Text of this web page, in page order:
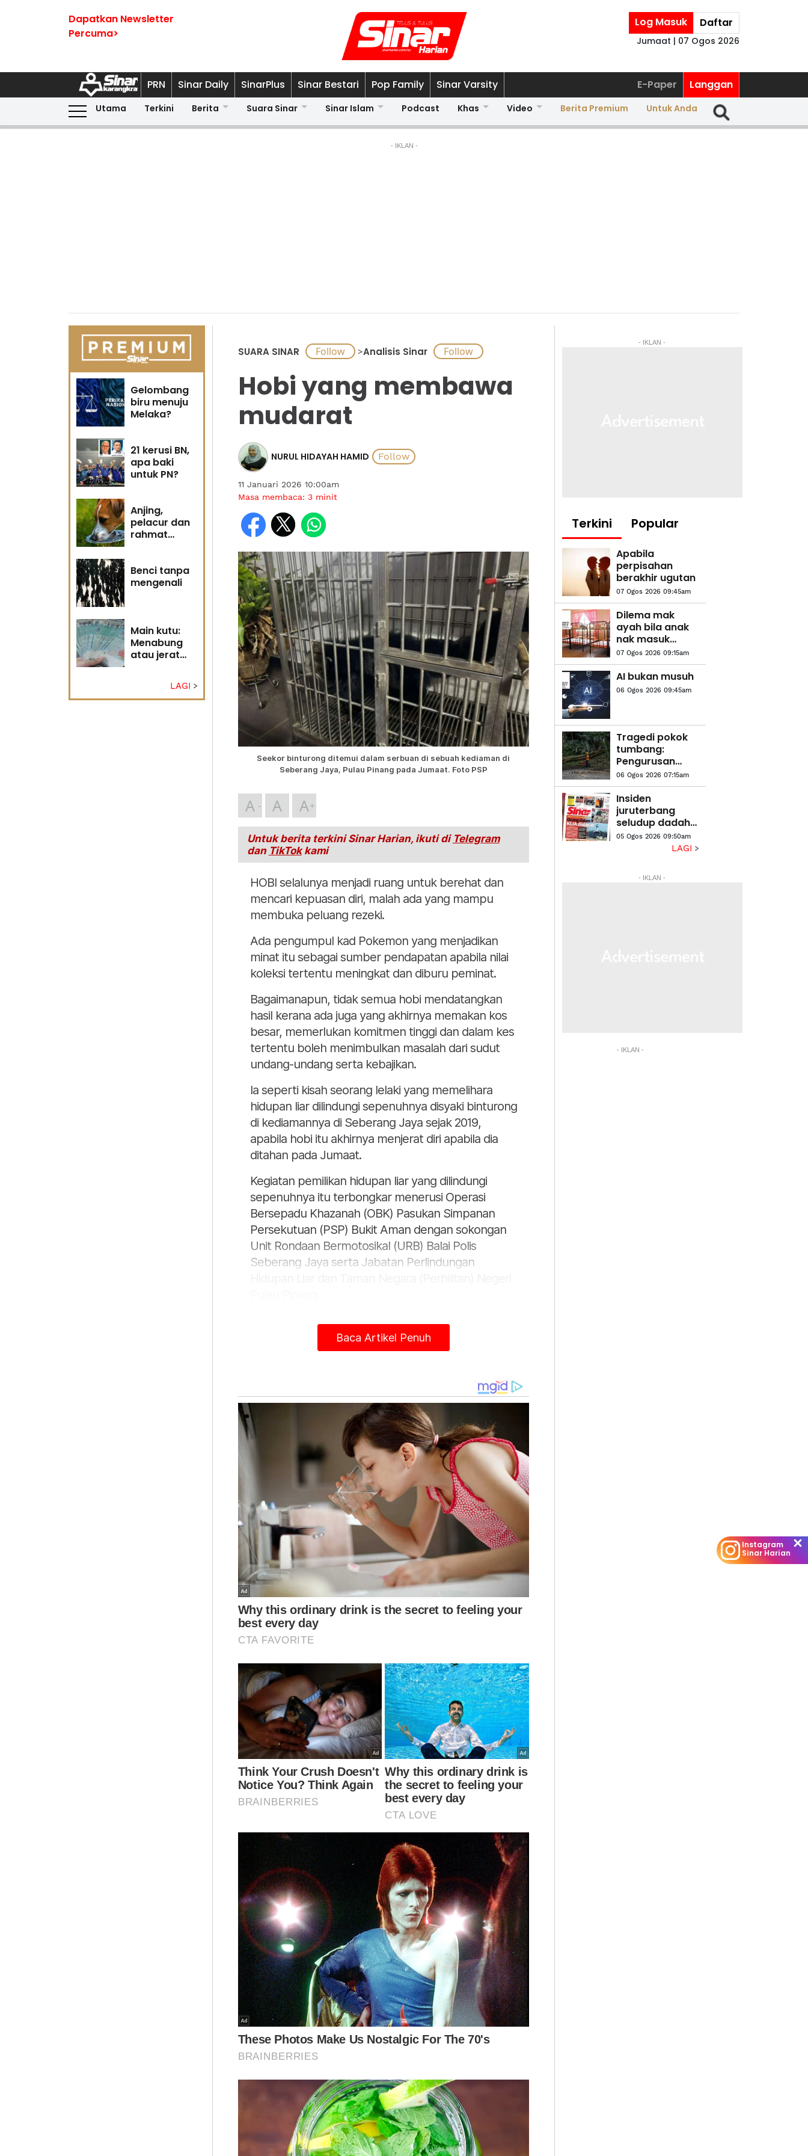
Dapatkan Newsletter
Percuma>
Log Masuk Daftar
Jumaat | 07 Ogos 2026
PRN Sinar Daily SinarPlus Sinar Bestari Pop Family Sinar Varsity E-Paper Langgan
Utama Terkini Berita Suara Sinar Sinar Islam Podcast Khas Video Berita Premium Untuk Anda
- IKLAN -
Gelombang
biru menuju
Melaka?
21 kerusi BN,
apa baki
untuk PN?
Anjing,
pelacur dan
rahmat
Benci tanpa
mengenali
Main kutu:
Menabung
atau jerat
LAGI
SUARA SINAR >Analisis Sinar
Hobi yang membawa
mudarat
NURUL HIDAYAH HAMID
11 Januari 2026 10:00am
Masa membaca: 3minit
Seekor binturong ditemui dalam serbuan di sebuah kediaman di
Seberang Jaya, Pulau Pinang pada Jumaat. Foto PSP
A A A
Untuk berita terkini Sinar Harian, ikuti di Telegram
dan TikTokkami
HOBI selalunya menjadi ruang untuk berehat dan
mencari kepuasan diri, malah ada yang mampu
membuka peluang rezeki.
Ada pengumpul kad Pokemon yang menjadikan
minat itu sebagai sumber pendapatan apabila nilai
koleksi tertentu meningkat dan diburu peminat.
Bagaimanapun, tidak semua hobi mendatangkan
hasil kerana ada juga yang akhirnya memakan kos
besar, memerlukan komitmen tinggi dan dalam kes
tertentu boleh menimbulkan masalah dari sudut
undang-undang serta kebajikan.
Ia seperti kisah seorang lelaki yang memelihara
hidupan liar dilindungi sepenuhnya disyaki binturong
di kediamannya di Seberang Jaya sejak 2019,
apabila hobi itu akhirnya menjerat diri apabila dia
ditahan pada Jumaat.
Kegiatan pemilikan hidupan liar yang dilindungi
sepenuhnya itu terbongkar menerusi Operasi
Bersepadu Khazanah (OBK) Pasukan Simpanan
Persekutuan (PSP) Bukit Aman dengan sokongan
Unit Rondaan Bermotosikal (URB) Balai Polis
Seberang Jaya serta Jabatan Perlindungan
Komander PSP, Senior Asisten Komisioner Rosli Md
Yusof berkata, pemeriksaan di kediaman terbabit
menemui seekor hidupan liar disyaki binturong
sepenuhnya di bawah Akta Pemuliharaan Hidupan
Liar 2010.
Dalam satu kes berasingan, beberapa ekor kucing
ditemui dikurung dalam sangkar kotor penuh najis
tanpa makanan dan minuman bersih di Seremban 2
didedahkan sebuah pertubuhan bukan kerajaan
(NGO), stray free.foundation pada Jumaat.
Apa yang mengejutkan, pemilik memberikan alasan
tidak mempunyai masa untuk membersihkan
sangkar dan kawasan luar kediaman kerana sibuk
bekerja.
Apabila berlaku pelanggaran undang-undang
ataupun pengabaian, hobi itu berubah menjadi
kemudaratan bukan hanya kepada diri sendiri,
malah juga kepada makhluk lain.
Artikel Berkaitan:
PRN Sabah: SPR akan tentukan sama ada PRK diadakan
atau tidak jika ada kerusi Parlimen dikosongkan
Belanjawan 2026: Harap ada yang 'manis-manis'
Jangan ada yang terkecuali daripada nikmati manfaat
BUDI95
Dua insiden itu mengingatkan bahawa hobi bukan
sekadar soal minat tetapi melibatkan komitmen,
pengetahuan dan keupayaan untuk
melaksanakannya secara bertanggungjawab.
Baca Artikel Penuh
- IKLAN -
Terkini Popular
Apabila
perpisahan
berakhir ugutan
07 Ogos 2026 09:45am
Dilema mak
ayah bila anak
nak masuk
asrama
07 Ogos 2026 09:15am
AI bukan musuh
06 Ogos 2026 09:45am
Tragedi pokok
tumbang:
Pengurusan
risiko tidak
boleh lagi
bersifat reaktif
06 Ogos 2026 07:15am
Insiden
juruterbang
seludup dadah
dedah
05 Ogos 2026 09:50am
LAGI
- IKLAN -
- IKLAN -
Instagram
Sinar Harian